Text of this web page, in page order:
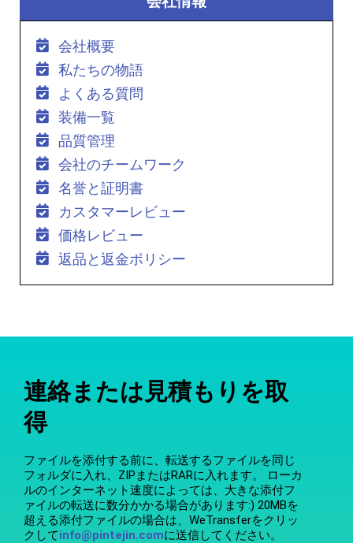
会社概要
私たちの物語
よくある質問
装備一覧
品質管理
会社のチームワーク
名誉と証明書
カスタマーレビュー
価格レビュー
返品と返金ポリシー
連絡または見積もりを取
得
ファイルを添付する前に、転送するファイルを同じ
フォルダに入れ、ZIPまたはRARに入れます。 ローカ
ルのインターネット速度によっては、大きな添付フ
ァイルの転送に数分かかる場合があります:) 20MBを
超える添付ファイルの場合は、WeTransferをクリッ
クしてinfo@pintejin.comに送信してください。